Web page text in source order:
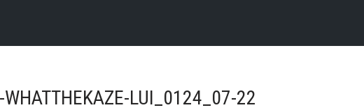
WHATTHEKAZE-LUI_0124_07-22